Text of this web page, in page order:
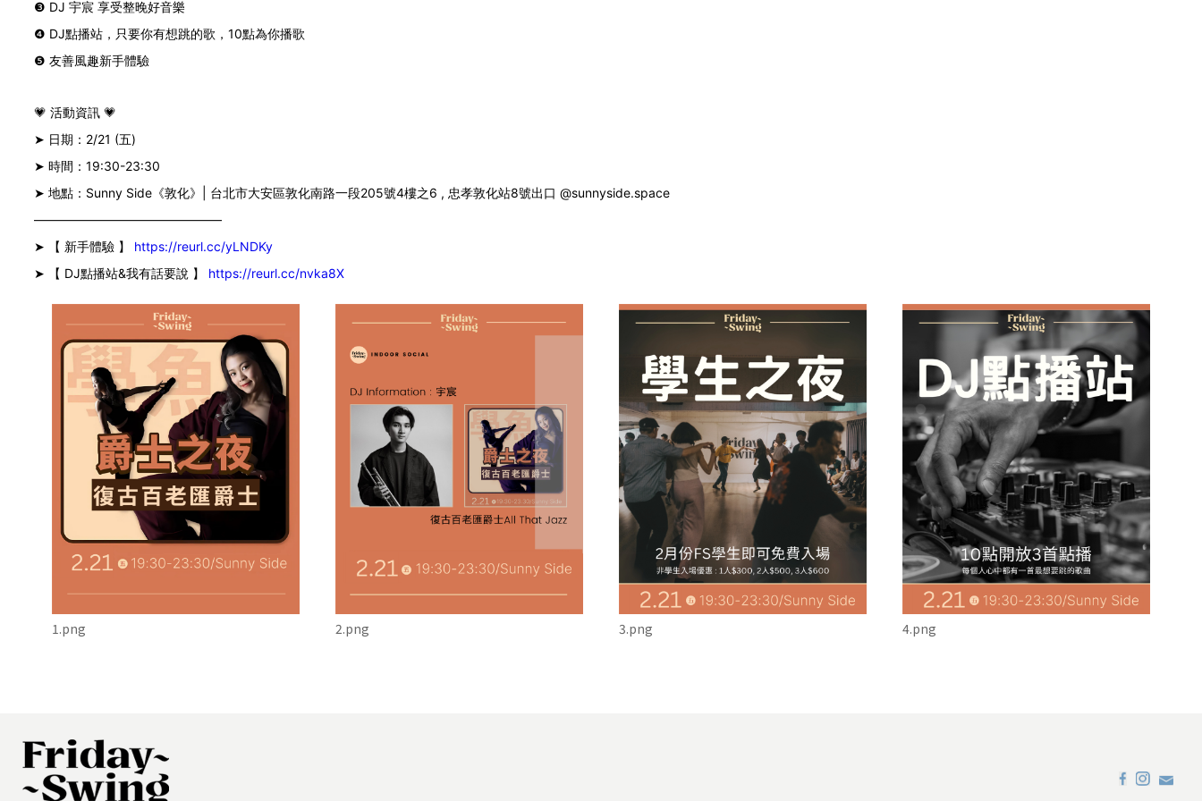
❸ DJ 宇宸 享受整晚好音樂
❹ DJ點播站，只要你有想跳的歌，10點為你播歌
❺ 友善風趣新手體驗
💗 活動資訊 💗
➤ 日期：2/21 (五)
➤ 時間：19:30-23:30
➤ 地點：Sunny Side《敦化》| 台北市大安區敦化南路一段205號4樓之6 , 忠孝敦化站8號出口 @sunnyside.space
———————————————
➤ 【 新手體驗 】 https://reurl.cc/yLNDKy
➤ 【 DJ點播站&我有話要說 】
https://reurl.cc/nvka8X
1.png 2.png 3.png 4.png